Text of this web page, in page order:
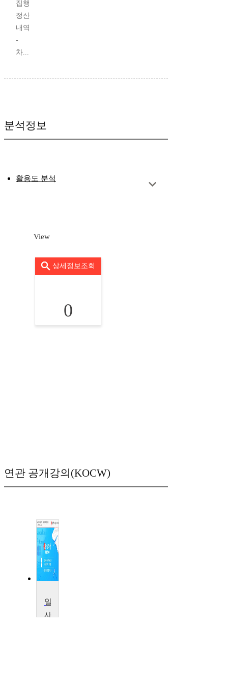
집행
정산
내역
-
차...
분석정보
활용도 분석
View
상세정보조회
0
연관 공개강의(KOCW)
사